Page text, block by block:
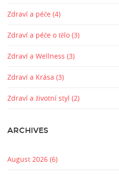
Zdraví a péče (4)
Zdraví a péče o tělo (3)
Zdraví a Wellness (3)
Zdraví a Krása (3)
Zdraví a životní styl (2)
ARCHIVES
August 2026 (6)